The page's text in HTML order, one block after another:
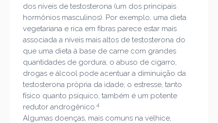
dos níveis de testosterona (um dos principais
hormônios masculinos). Por exemplo, uma dieta
vegetariana e rica em fibras parece estar mais
associada a níveis mais altos de testosterona do
que uma dieta à base de carne com grandes
quantidades de gordura; o abuso de cigarro,
drogas e álcool pode acentuar a diminuição da
testosterona própria da idade; o estresse, tanto
físico quanto psíquico, também é um potente
redutor androgênico.4
Algumas doenças, mais comuns na velhice,